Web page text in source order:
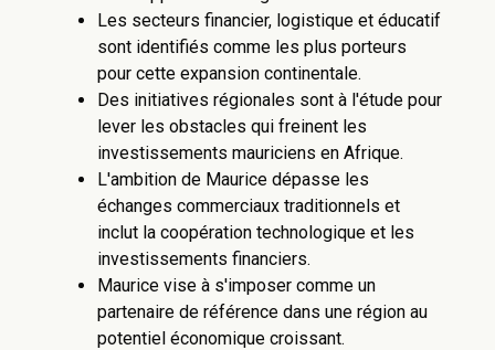
Les secteurs financier, logistique et éducatif
sont identifiés comme les plus porteurs
pour cette expansion continentale.
Des initiatives régionales sont à l'étude pour
lever les obstacles qui freinent les
investissements mauriciens en Afrique.
L'ambition de Maurice dépasse les
échanges commerciaux traditionnels et
inclut la coopération technologique et les
investissements financiers.
Maurice vise à s'imposer comme un
partenaire de référence dans une région au
potentiel économique croissant.